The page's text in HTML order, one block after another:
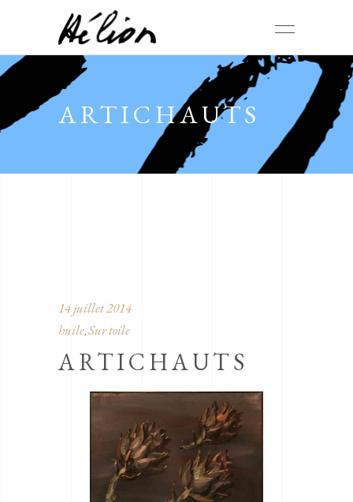
ARTICHAUTS
14 juillet 2014
huile, Sur toile
ARTICHAUTS